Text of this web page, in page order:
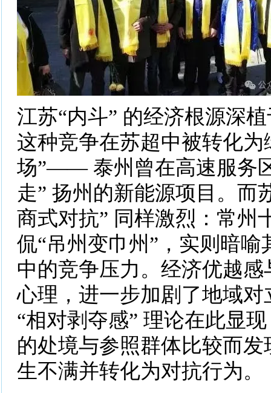
江苏“内斗” 的经济根源深
这种竞争在苏超中被转化为
场”—— 泰州曾在高速服务
走” 扬州的新能源项目。而
商式对抗” 同样激烈：常州
侃“吊州变巾州”，实则暗喻
中的竞争压力。经济优越
心理，进一步加剧了地域对
“相对剥夺感” 理论在此显
的处境与参照群体比较而
生不满并转化为对抗行为。